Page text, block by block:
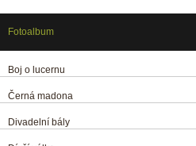
Fotoalbum
Boj o lucernu
Černá madona
Divadelní bály